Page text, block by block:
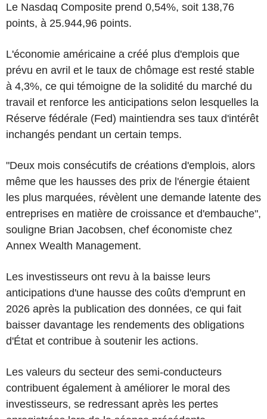
Le Nasdaq Composite prend 0,54%, soit 138,76
points, à 25.944,96 points.
L'économie américaine a créé plus d'emplois que
prévu en avril et le taux de chômage est resté stable
à 4,3%, ce qui témoigne de la solidité du marché du
travail et renforce les anticipations selon lesquelles la
Réserve fédérale (Fed) maintiendra ses taux d'intérêt
inchangés pendant un certain temps.
"Deux mois consécutifs de créations d'emplois, alors
même que les hausses des prix de l'énergie étaient
les plus marquées, révèlent une demande latente des
entreprises en matière de croissance et d'embauche",
souligne Brian Jacobsen, chef économiste chez
Annex Wealth Management.
Les investisseurs ont revu à la baisse leurs
anticipations d'une hausse des coûts d'emprunt en
2026 après la publication des données, ce qui fait
baisser davantage les rendements des obligations
d'État et contribue à soutenir les actions.
Les valeurs du secteur des semi-conducteurs
contribuent également à améliorer le moral des
investisseurs, se redressant après les pertes